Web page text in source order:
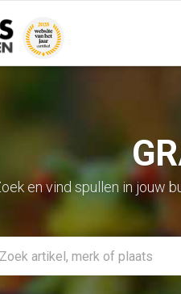
en vind spullen in jouw